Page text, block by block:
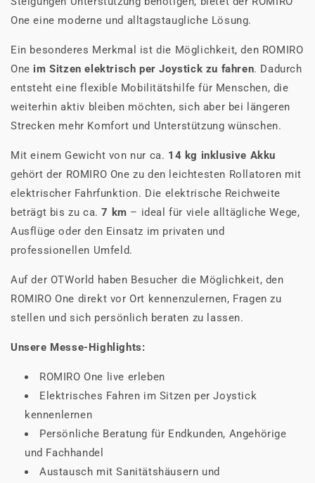
One eine moderne und alltagstaugliche Lösung.
Ein besonderes Merkmal ist die Möglichkeit, den ROMIRO
One im Sitzen elektrisch per Joystick zu fahren. Dadurch
entsteht eine flexible Mobilitätshilfe für Menschen, die
weiterhin aktiv bleiben möchten, sich aber bei längeren
Strecken mehr Komfort und Unterstützung wünschen.
Mit einem Gewicht von nur ca. 14 kg inklusive Akku
gehört der ROMIRO One zu den leichtesten Rollatoren mit
elektrischer Fahrfunktion. Die elektrische Reichweite
beträgt bis zu ca.7 km – ideal für viele alltägliche Wege,
Ausflüge oder den Einsatz im privaten und
professionellen Umfeld.
Auf der OTWorld haben Besucher die Möglichkeit, den
ROMIRO One direkt vor Ort kennenzulernen, Fragen zu
stellen und sich persönlich beraten zu lassen.
Unsere Messe-Highlights:
ROMIRO One live erleben
Elektrisches Fahren im Sitzen per Joystick
kennenlernen
Persönliche Beratung für Endkunden, Angehörige
und Fachhandel
Austausch mit Sanitätshäusern und